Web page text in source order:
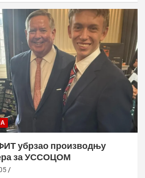
убрзао производњу
за УССОЦОМ